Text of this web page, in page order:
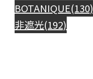
BOTANIQUE(130)
非遮光(192)